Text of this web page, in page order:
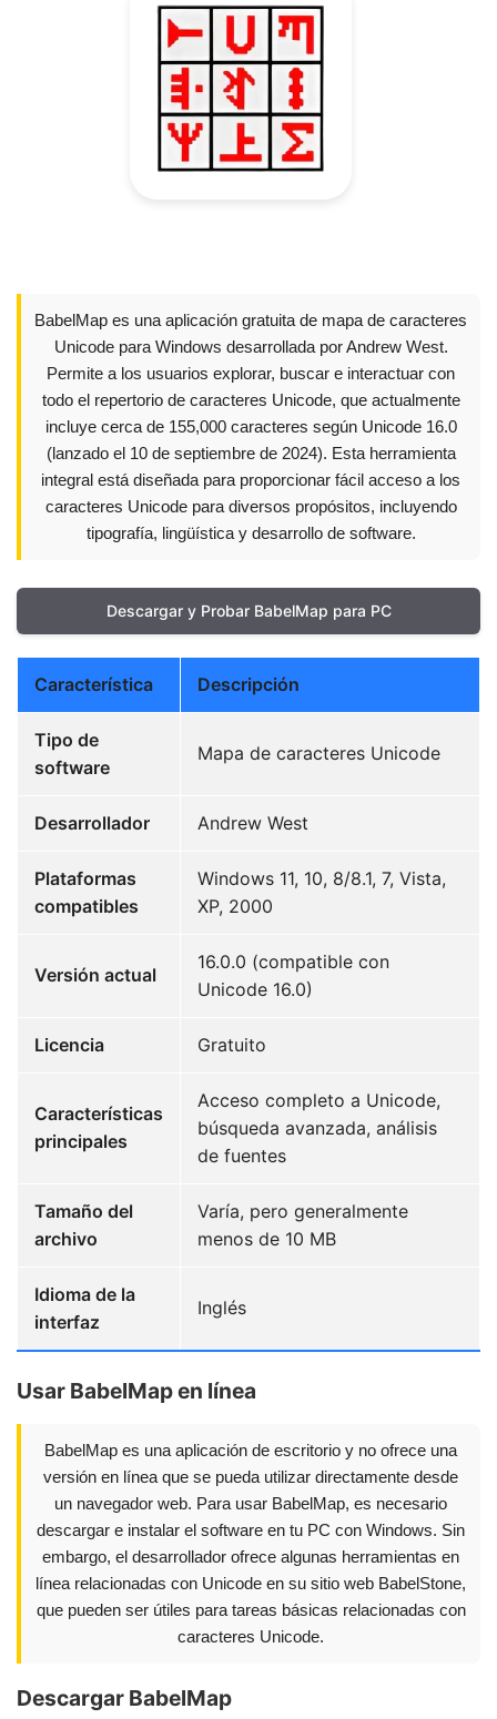
BabelMap es una aplicación gratuita de mapa de caracteres
Unicode para Windows desarrollada por Andrew West.
Permite a los usuarios explorar, buscar e interactuar con
todo el repertorio de caracteres Unicode, que actualmente
incluye cerca de 155,000 caracteres según Unicode 16.0
(lanzado el 10 de septiembre de 2024). Esta herramienta
integral está diseñada para proporcionar fácil acceso a los
caracteres Unicode para diversos propósitos, incluyendo
tipografía, lingüística y desarrollo de software.
Descargar y Probar BabelMap para PC
Característica Descripción
Tipo de
software
Mapa de caracteres Unicode
Desarrollador Andrew West
Plataformas
compatibles
Windows 11, 10, 8/8.1, 7, Vista,
XP, 2000
Versión actual
16.0.0 (compatible con
Unicode 16.0)
Licencia Gratuito
Características
principales
Acceso completo a Unicode,
búsqueda avanzada, análisis
de fuentes
Tamaño del
archivo
Varía, pero generalmente
menos de 10 MB
Idioma de la
interfaz
Inglés
Usar BabelMap en línea
BabelMap es una aplicación de escritorio y no ofrece una
versión en línea que se pueda utilizar directamente desde
un navegador web. Para usar BabelMap, es necesario
descargar e instalar el software en tu PC con Windows. Sin
embargo, el desarrollador ofrece algunas herramientas en
línea relacionadas con Unicode en su sitio web BabelStone,
que pueden ser útiles para tareas básicas relacionadas con
caracteres Unicode.
Descargar BabelMap